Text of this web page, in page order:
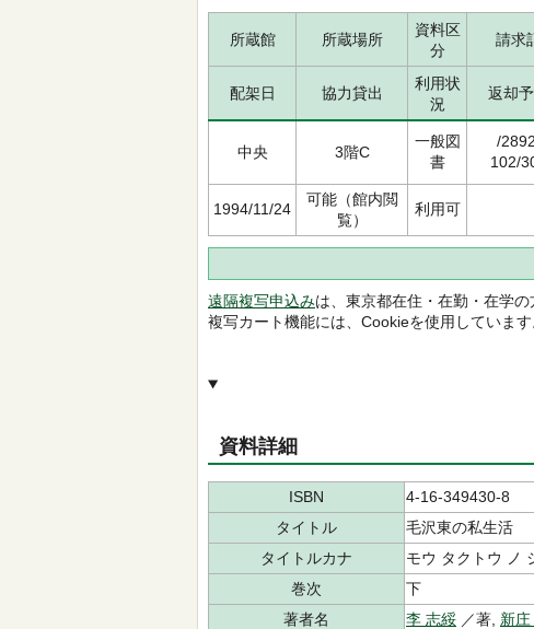
所蔵館 所蔵場所
資料区
分
請求
配架日 協力貸出
利用状
況
返却
中央 3階C
一般図
書
/
102/
1994/11/24
可能（館内閲
覧）
利用可
遠隔複写申込みは、東京都在住・在勤・在学の
複写カート機能には、Cookieを使用していま
資料詳細
ISBN
4-16-349430-8
タイトル
毛沢東の私生活
タイトルカナ
モウ タクトウ ノ
巻次
下
著者名
李 志綏 ／著, 新庄